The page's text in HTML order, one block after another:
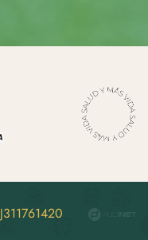
J311761420